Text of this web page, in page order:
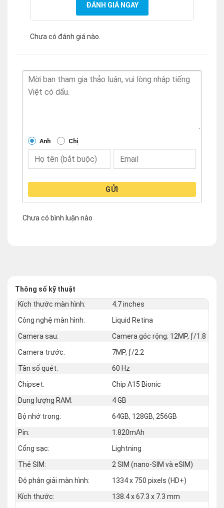
ĐÁNH GIÁ NGAY
Chưa có đánh giá nào.
Anh Chị
GỬI
Chưa có bình luận nào
Thông số kỹ thuật
Kích thước màn hình:
4.7 inches
Công nghệ màn hình:
Liquid Retina
Camera sau:
Camera góc rộng: 12MP, ƒ/1.8
Camera trước:
7MP, ƒ/2.2
Tần số quét:
60 Hz
Chipset:
Chip A15 Bionic
Dung lượng RAM:
4 GB
Bộ nhớ trong:
64GB, 128GB, 256GB
Pin:
1.820mAh
Cổng sạc:
Lightning
Thẻ SIM:
2 SIM (nano‑SIM và eSIM)
Độ phân giải màn hình:
1334 x 750 pixels (HD+)
Kích thước:
138.4 x 67.3 x 7.3 mm